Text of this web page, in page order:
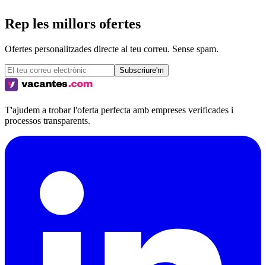
Rep les millors ofertes
Ofertes personalitzades directe al teu correu. Sense spam.
Subscriure'm
T'ajudem a trobar l'oferta perfecta amb empreses verificades i
processos transparents.